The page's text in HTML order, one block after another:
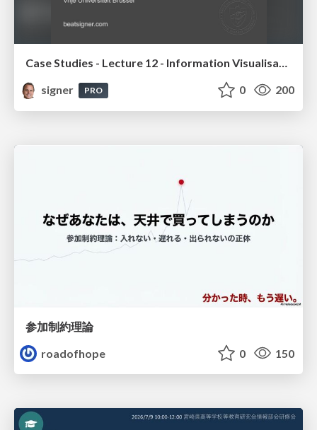
Case Studies - Lecture 12 - Information Visualisation (4019538FNR)
signer
PRO 0 200
参加制約理論
roadofhope
0 150